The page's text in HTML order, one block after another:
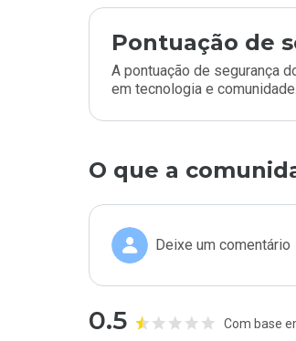
Pontuação de
A pontuação de segurança
em tecnologia e comunidade.
O que a
Deixe um comentário
0.5 Com base